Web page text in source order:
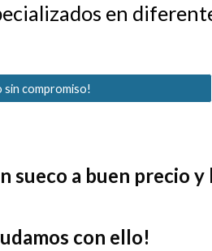
en
sin compromiso!
sueco a buen precio y
con ello!